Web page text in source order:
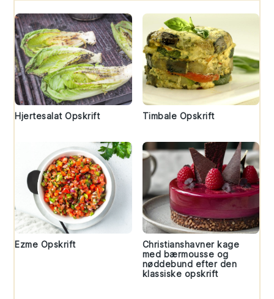
Hjertesalat Opskrift Timbale Opskrift
Ezme Opskrift
Christianshavner kage
med bærmousse og
nøddebund efter den
klassiske opskrift